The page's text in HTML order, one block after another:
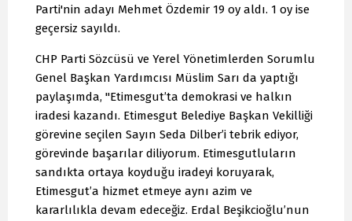
Parti'nin adayı Mehmet Özdemir 19 oy aldı. 1 oy ise
geçersiz sayıldı.
CHP Parti Sözcüsü ve Yerel Yönetimlerden Sorumlu
Genel Başkan Yardımcısı Müslim Sarı da yaptığı
paylaşımda, "Etimesgut’ta demokrasi ve halkın
iradesi kazandı. Etimesgut Belediye Başkan Vekilliği
görevine seçilen Sayın Seda Dilber’i tebrik ediyor,
görevinde başarılar diliyorum. Etimesgutluların
sandıkta ortaya koyduğu iradeyi koruyarak,
Etimesgut’a hizmet etmeye aynı azim ve
kararlılıkla devam edeceğiz. Erdal Beşikcioğlu’nun